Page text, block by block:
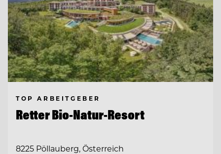
TOP ARBEITGEBER
Retter Bio-Natur-Resort
8225 Pöllauberg, Österreich